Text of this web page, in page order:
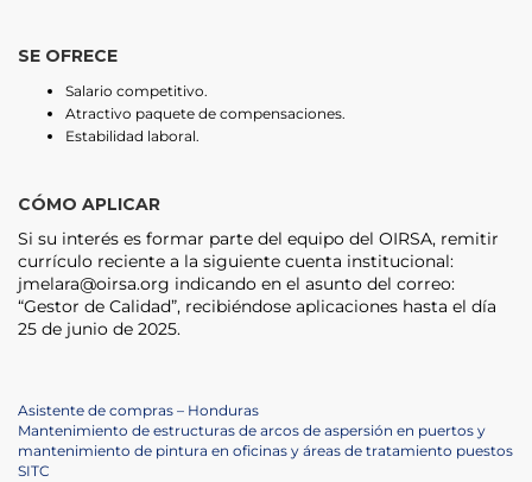
SE OFRECE
Salario competitivo.
Atractivo paquete de compensaciones.
Estabilidad laboral.
CÓMO APLICAR
Si su interés es formar parte del equipo del OIRSA, remitir
currículo reciente a la siguiente cuenta institucional:
jmelara@oirsa.org indicando en el asunto del correo:
“Gestor de Calidad”, recibiéndose aplicaciones hasta el día
25 de junio de 2025.
Post
navigation
Previous
Post
Asistente de compras – Honduras
Next
Post
Mantenimiento de estructuras de arcos de aspersión en puertos y
mantenimiento de pintura en oficinas y áreas de tratamiento puestos
SITC